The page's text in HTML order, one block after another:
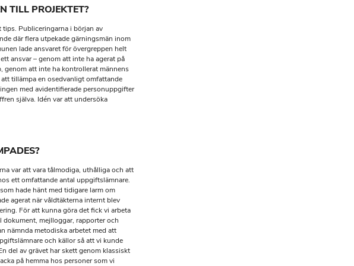
TILL PROJEKTET?
Publiceringarna i början av
där flera utpekade gärningsmän inom
lade ansvaret för övergreppen helt
ansvar – genom att inte ha agerat på
genom att inte ha kontrollerat männens
tillämpa en osedvanligt omfattande
med avidentifierade personuppgifter
själva. Idén var att undersöka
var att vara tålmodiga, uthålliga och att
ett omfattande antal uppgiftslämnare.
hade hänt med tidigare larm om
agerat när våldtäkterna internt blev
För att kunna göra det fick vi arbeta
mejlloggar, rapporter och
nämnda metodiska arbetet med att
och källor så att vi kunde
del av grävet har skett genom klassiskt
på hemma hos personer som vi